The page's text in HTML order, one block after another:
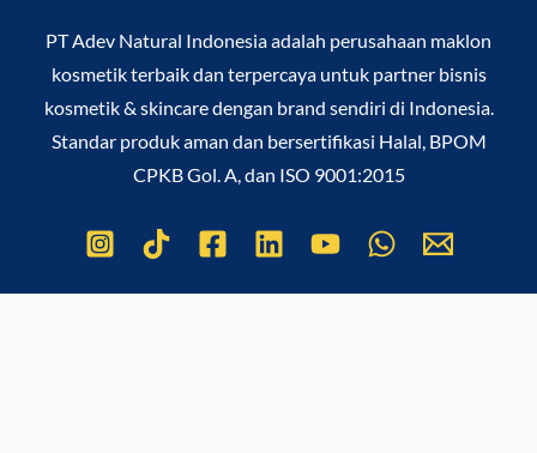
PT Adev Natural Indonesiaadalah perusahaan maklon
kosmetik terbaik dan terpercaya untuk partner bisnis
kosmetik & skincare dengan brand sendiri di Indonesia.
Standar produk aman dan bersertifikasi Halal, BPOM
CPKB Gol. A, dan ISO 9001:2015